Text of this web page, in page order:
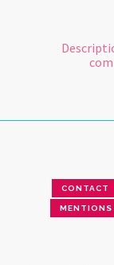
CONTACT
MENTIONS